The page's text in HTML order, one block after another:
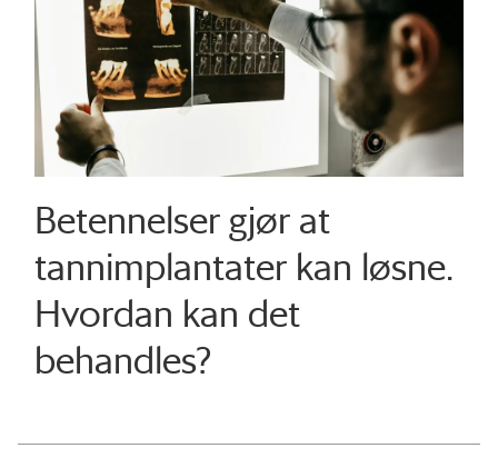
Betennelser gjør at
tannimplantater kan løsne.
Hvordan kan det
behandles?